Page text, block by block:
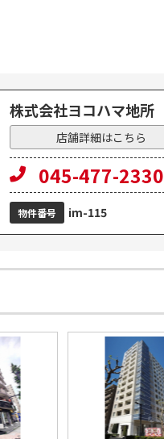
ョン
株式会社ヨコハマ地所
店舗詳細はこちら
045-477-2330
物件番号 im-115